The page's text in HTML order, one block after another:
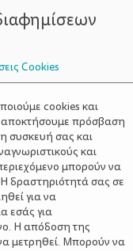
ΣΥΜΒΟΥΛΟΙ
Cookies
cookies και
πρόσβαση
συσκευή σας και
και
μπορούν να
δραστηριότητά σας σε
για να
εσάς για
Η απόδοση της
μετρηθεί. Μπορούν να